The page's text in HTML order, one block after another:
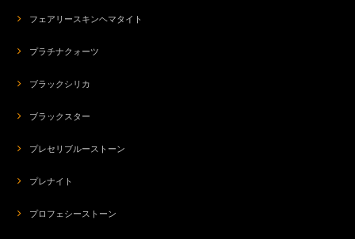
フェアリースキンヘマタイト
プラチナクォーツ
ブラックシリカ
ブラックスター
プレセリブルーストーン
プレナイト
プロフェシーストーン